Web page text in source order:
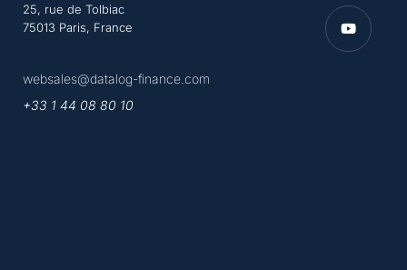
25, rue de Tolbiac
75013 Paris, France
websales@datalog-finance.com
+33 1 44 08 80 10